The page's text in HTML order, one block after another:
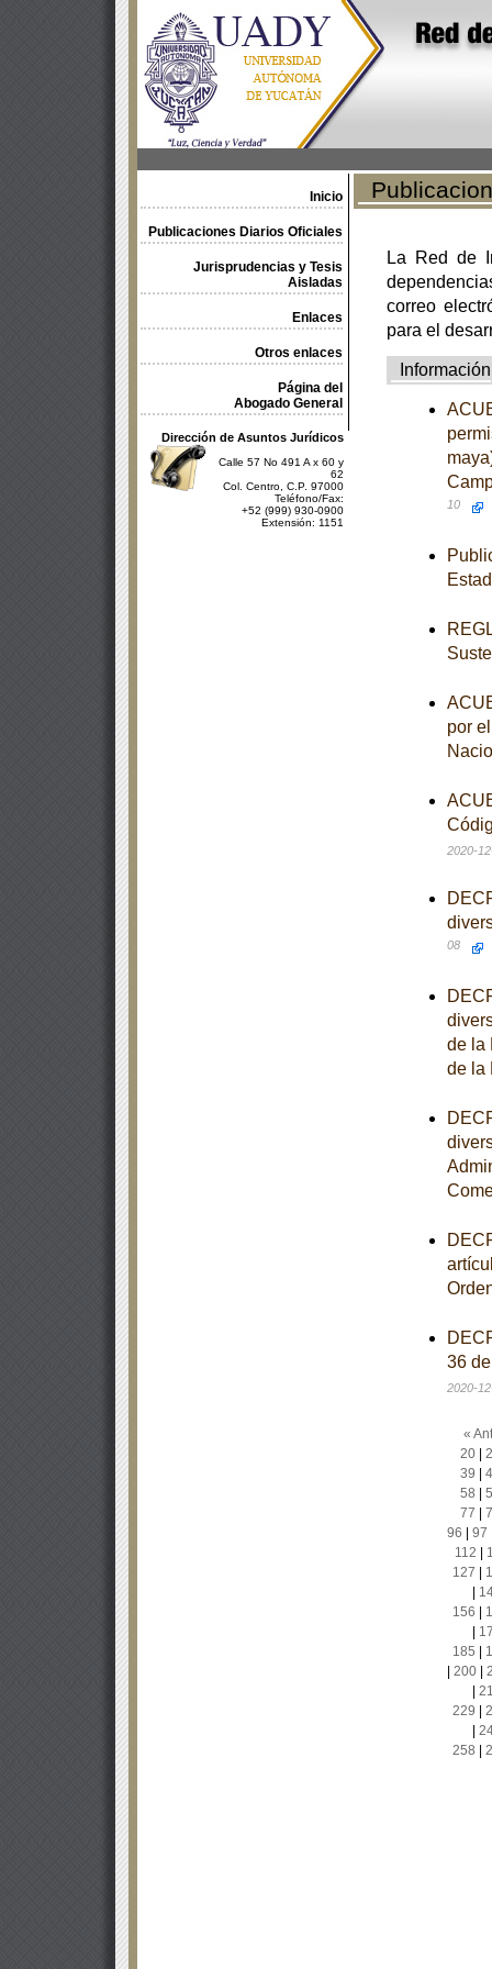
Inicio
Publicaciones Diarios Oficiales
Jurisprudencias y Tesis
Aisladas
Enlaces
Otros enlaces
Página del
Abogado General
Dirección de Asuntos Jurídicos
Calle 57 No 491 A x 60 y
62
Col. Centro, C.P. 97000
Teléfono/Fax:
+52 (999) 930-0900
Extensión: 1151
La Red de
correo
para el
Información
10
por
2020-
08
de la
de la
36
2020-
«
20|
39
58
77
96
97
112
127
156
185
200|
229
258